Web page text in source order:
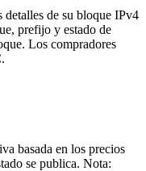
detalles de su bloque IPv4
prefijo y estado de
Los compradores
basada en los precios
se publica. Nota: